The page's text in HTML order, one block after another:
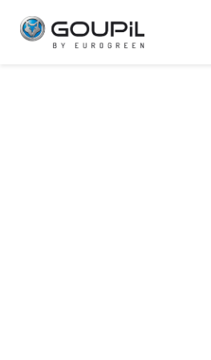
Hestra rukavice,